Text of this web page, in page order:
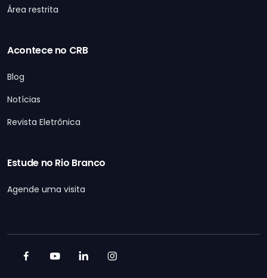
Área restrita
Acontece no CRB
Blog
Notícias
Revista Eletrônica
Estude no Rio Branco
Agende uma visita